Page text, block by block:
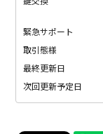
緊急サポート
取引態様
最終更新日
次回更新予定日